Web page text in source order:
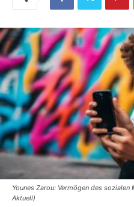
Younes Zarou: Vermögen des
Aktuell)